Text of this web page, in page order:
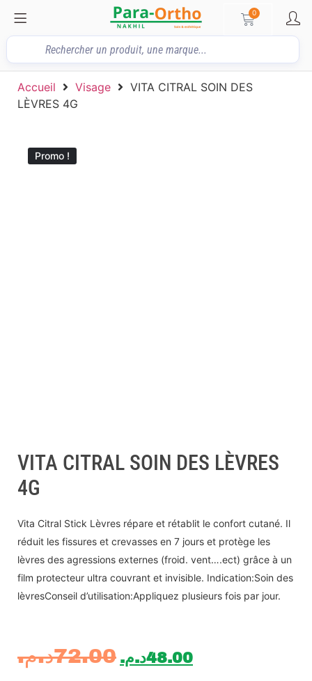
0
Accueil Visage
VITA CITRAL SOIN DES
LÈVRES 4G
Promo !
VITA CITRAL SOIN DES LÈVRES
4G
Vita Citral Stick Lèvres répare et rétablit le confort cutané. Il
réduit les fissures et crevasses en 7 jours et protège les
lèvres des agressions externes (froid. vent….ect) grâce à un
film protecteur ultra couvrant et invisible. Indication:Soin des
lèvresConseil d’utilisation:Appliquez plusieurs fois par jour.
72.00د.م. 48.00د.م.